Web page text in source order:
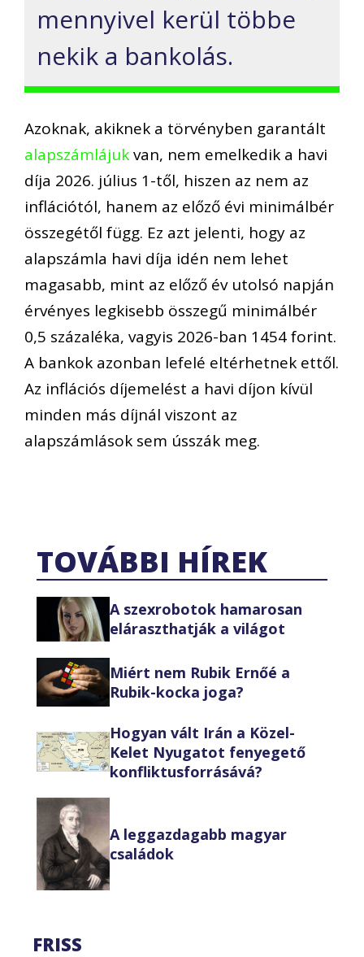
mennyivel kerül többe
nekik a bankolás.
Azoknak, akiknek a törvényben garantált
alapszámlájukvan, nem emelkedik a havi
díja 2026. július 1-től, hiszen az nem az
inflációtól, hanem az előző évi minimálbér
összegétől függ. Ez azt jelenti, hogy az
alapszámla havi díja idén nem lehet
magasabb, mint az előző év utolsó napján
érvényes legkisebb összegű minimálbér
0,5 százaléka, vagyis 2026-ban 1454 forint.
A bankok azonban lefelé eltérhetnek ettől.
Az inflációs díjemelést a havi díjon kívül
minden más díjnál viszont az
alapszámlások sem ússzák meg.
TOVÁBBI HÍREK
A szexrobotok hamarosan
eláraszthatják a világot
Miért nem Rubik Ernőé a
Rubik-kocka joga?
Hogyan vált Irán a Közel-
Kelet Nyugatot fenyegető
konfliktusforrásává?
A leggazdagabb magyar
családok
FRISS